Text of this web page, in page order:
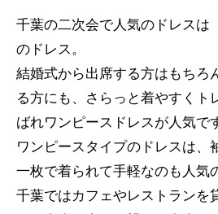
千葉の二次会で人気のドレスは
のドレス。
結婚式から出席する方はもちろ
る方にも、さらっと着やすくト
ばれワンピースドレスが人気で
ワンピースタイプのドレスは、
一枚で着られて手軽なのも人気
千葉ではカフェやレストランを